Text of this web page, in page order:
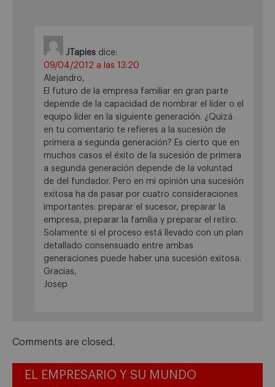
JTapies dice:
09/04/2012 a las 13:20
Alejandro,
El futuro de la empresa familiar en gran parte
depende de la capacidad de nombrar el líder o el
equipo líder en la siguiente generación. ¿Quizá
en tu comentario te refieres a la sucesión de
primera a segunda generación? Es cierto que en
muchos casos el éxito de la sucesión de primera
a segunda generación depende de la voluntad
de del fundador. Pero en mi opinión una sucesión
exitosa ha de pasar por cuatro consideraciones
importantes: preparar el sucesor, preparar la
empresa, preparar la familia y preparar el retiro.
Solamente si el proceso está llevado con un plan
detallado consensuado entre ambas
generaciones puede haber una sucesión exitosa.
Gracias,
Josep
Comments are closed.
EL EMPRESARIO Y SU MUNDO